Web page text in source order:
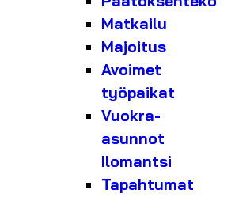
Matkailu
Majoitus
Avoimet
työpaikat
Vuokra-
asunnot
Ilomantsi
Tapahtumat